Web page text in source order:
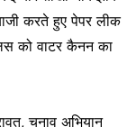
करते हुए पेपर लीक
को वाटर कैनन का
चुनाव अभियान